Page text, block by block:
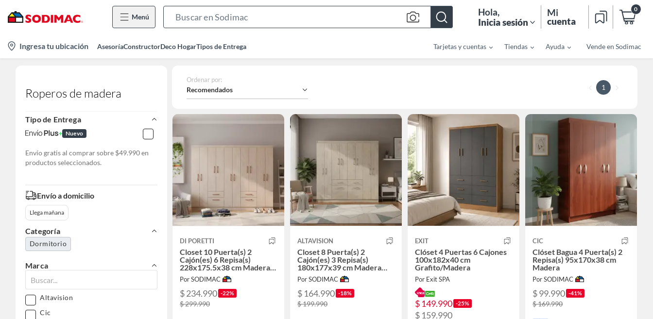
Menú
Bar
Hola,
Inicia sesión
Mi
cuenta
0
location-
icon
Ingresa tu ubicación AsesoríaConstructorDeco HogarTipos de Entrega Tarjetas y cuentas Tiendas Ayuda Vende en Sodimac
Roperos de madera
Tipo de Entrega
Nuevo
Envío gratis al comprar sobre $49.990 en
productos seleccionados.
Envío a domicilio
Llega mañana
Categoría
Dormitorio
Marca
Altavision
Cic
Ordenar por:
Recomendados 1
DI PORETTI
Closet 10 Puerta(s) 2
Cajón(es) 6 Repisa(s)
228x175.5x38 cm Madera
Natural
Por SODIMAC
$ 234.990 -22%
$ 299.990
ALTAVISION
Closet 8 Puerta(s) 2
Cajón(es) 3 Repisa(s)
180x177x39 cm Madera
Natural
Por SODIMAC
$ 164.990 -18%
$ 199.990
EXIT
Clóset 4 Puertas 6 Cajones
100x182x40 cm
Grafito/Madera
Por Exit SPA
$ 149.990 -25%
$ 159.990
CIC
Clóset Bagua 4 Puerta(s) 2
Repisa(s) 95x170x38 cm
Madera
Por SODIMAC
$ 99.990 -41%
$ 169.990